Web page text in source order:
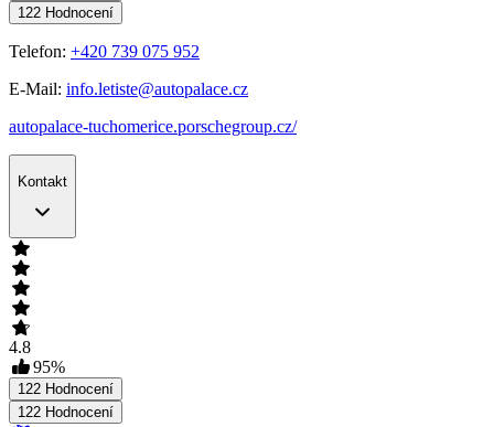
122 Hodnocení
Telefon: +420 739 075 952
E-Mail: info.letiste@autopalace.cz
autopalace-tuchomerice.porschegroup.cz/
Kontakt
4.8
95%
122 Hodnocení
122 Hodnocení